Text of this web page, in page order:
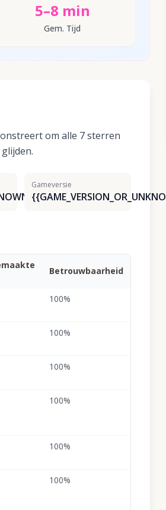
5–8 min
Gem. Tijd
om alle 7 sterren
Gameversie
Betrouwbaarheid
100%
100%
100%
100%
100%
100%